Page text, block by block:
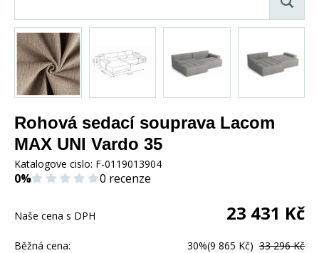
Rohová sedací souprava Lacom
MAX UNI Vardo 35
Katalogove cislo: F-0119013904
0% 0 recenze
Naše cena s DPH 23 431 Kč
Běžná cena: 30%(9 865 Kč) 33 296 Kč